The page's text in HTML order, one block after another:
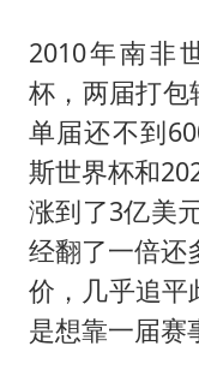
2010年南非
杯，两届打包
单届还不到
斯世界杯和
涨到了3亿美
经翻了一倍还
价，几乎追平
是想靠一届赛